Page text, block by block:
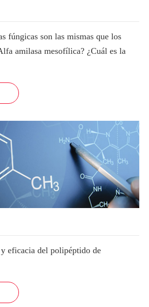
fúngicas son las mismas que los
amilasa mesofílica? ¿Cuál es la
eficacia del polipéptido de